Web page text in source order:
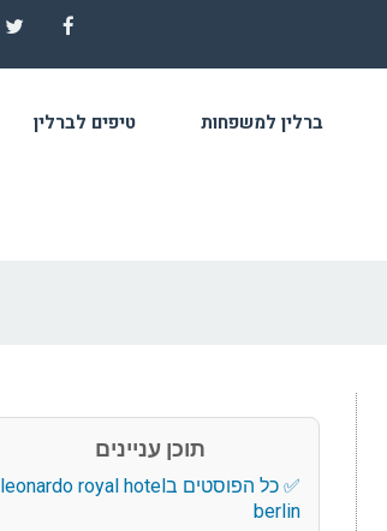
ברלין למשפחות טיפים לברלין
תוכן עניינים
כל הפוסטים בleonardo royal hotel
berlin